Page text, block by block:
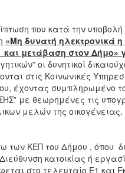
που κατά την
«Μη δυνατή ηλεκτρονικά
και μετάβαση στον Δήμο»
οι δυνητικοί
στις Κοινωνικές
έχοντας συμπληρωμένο
με θεωρημένες τις
μελών της οικογένειας.
των ΚΕΠ του Δήμου , όπου
κατοικίας ή
στο τελευταίο Ε1 και